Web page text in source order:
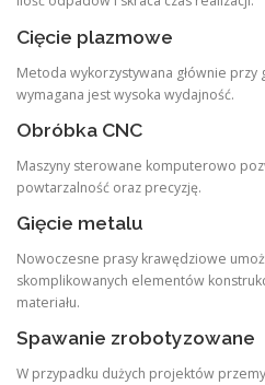
Cięcie plazmowe
Metoda wykorzystywana głównie przy
wymagana jest wysoka wydajność.
Obróbka CNC
Maszyny sterowane komputerowo
powtarzalność oraz precyzję.
Gięcie metalu
Nowoczesne prasy krawędziowe
skomplikowanych elementów
materiału.
Spawanie zrobotyzowane
W przypadku dużych projektów